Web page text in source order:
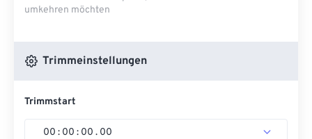
umkehren möchten
Trimmeinstellungen
Trimmstart
00 : 00 : 00 . 00